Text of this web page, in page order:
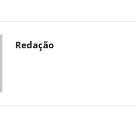
Redação